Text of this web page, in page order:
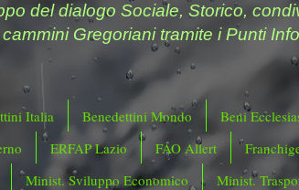
del dialogo Sociale, Storico,
Gregoriani tramite i Punti
Italia Benedettini Mondo
Beni
ERFAP Lazio FAO Allert
Minist. Sviluppo Economico
Minist.